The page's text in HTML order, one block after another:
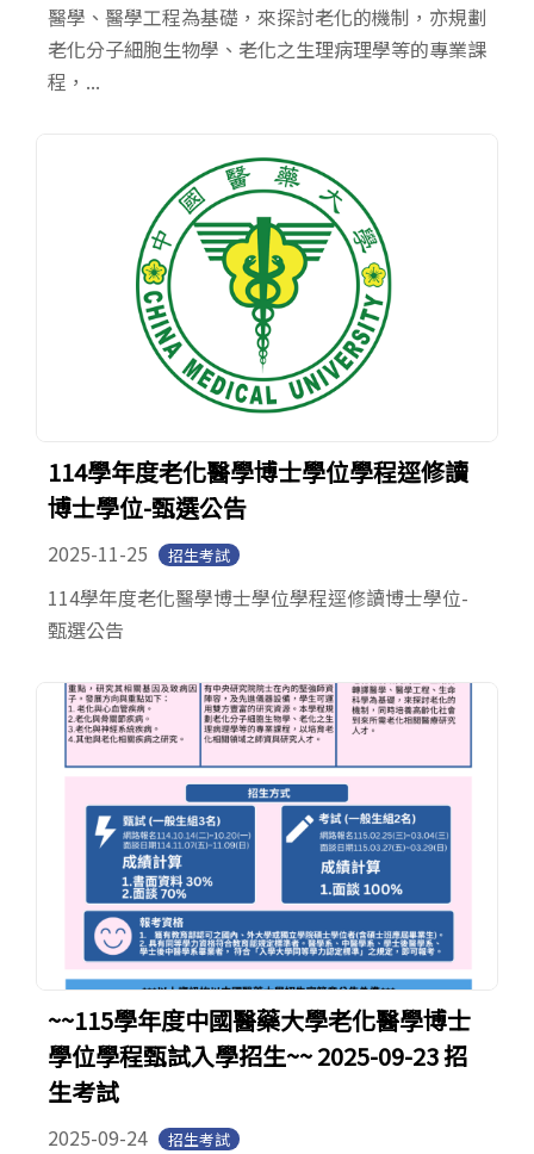
醫學、醫學工程為基礎，來探討老化的機制，亦規劃
老化分子細胞生物學、老化之生理病理學等的專業課
程，...
114學年度老化醫學博士學位學程逕修讀
博士學位-甄選公告
2025-11-25 招生考試
114學年度老化醫學博士學位學程逕修讀博士學位-
甄選公告
~~115學年度中國醫藥大學老化醫學博士
學位學程甄試入學招生~~ 2025-09-23 招
生考試
2025-09-24 招生考試